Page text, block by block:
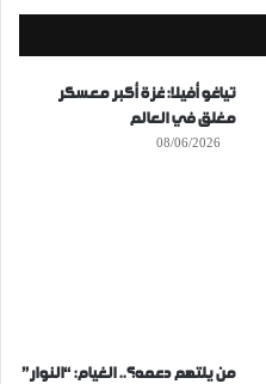
تياغو أفيلا: غزة أكبر معسكر
مغلق في العالم
08/06/2026
من يلتهم دعمه؟.. الغيام: “النوار”